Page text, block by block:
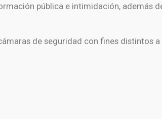
pública e intimidación, además
de seguridad con fines distintos a